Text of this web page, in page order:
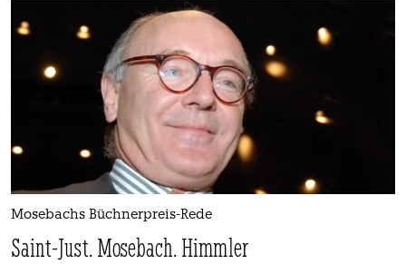
Mosebachs Büchnerpreis-Rede
Saint-Just. Mosebach. Himmler